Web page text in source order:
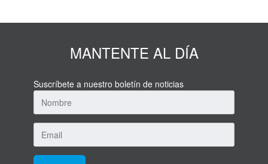
MANTENTE AL DÍA
Suscríbete a nuestro boletín de noticias